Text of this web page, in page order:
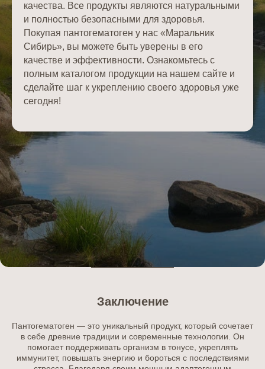
качества. Все продукты являются натуральными
и полностью безопасными для здоровья.
Покупая пантогематоген у нас «Маральник
Сибирь», вы можете быть уверены в его
качестве и эффективности. Ознакомьтесь с
полным каталогом продукции на нашем сайте и
сделайте шаг к укреплению своего здоровья уже
сегодня!
Заключение
Пантогематоген — это уникальный продукт, который сочетает
в себе древние традиции и современные технологии. Он
помогает поддерживать организм в тонусе, укреплять
иммунитет, повышать энергию и бороться с последствиями